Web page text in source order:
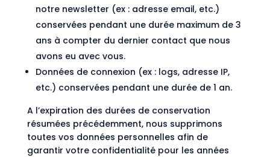
notre newsletter (ex : adresse email, etc.)
conservées pendant une durée maximum de 3
ans à compter du dernier contact que nous
avons eu avec vous.
Données de connexion (ex : logs, adresse IP,
etc.) conservées pendant une durée de 1 an.
A l’expiration des durées de conservation
résumées précédemment, nous supprimons
toutes vos données personnelles afin de
garantir votre confidentialité pour les années